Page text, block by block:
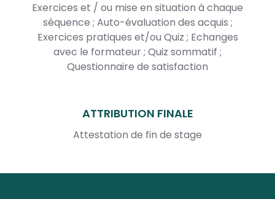
Exercices et / ou mise en situation à chaque
séquence ; Auto-évaluation des acquis ;
Exercices pratiques et/ou Quiz ; Echanges
avec le formateur ; Quiz sommatif ;
Questionnaire de satisfaction
ATTRIBUTION FINALE
Attestation de fin de stage